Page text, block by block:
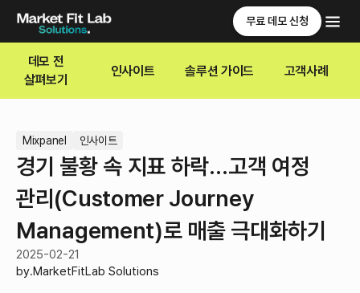
무료 데모 신청
데모 전
살펴보기
인사이트 솔루션 가이드 고객사례
Mixpanel 인사이트
경기 불황 속 지표 하락…고객 여정
관리(Customer Journey
Management)로 매출 극대화하기
2025-02-21
by.MarketFitLab Solutions